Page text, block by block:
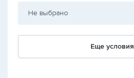
Не выбрано
Еще условия